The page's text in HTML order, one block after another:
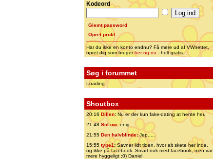
Kodeord
Glemt password
Opret profil
Har du ikke en konto endnu? Få mere ud af VWnettet,
opret dig som brugerher og nu - helt gratis...
Søg i forummet
Loading
Shoutbox
20:16 Dillen: Nu er der kun fake-dating at hente her.
21:48 SoLow:enig..
21:55 Den halvblinde:Jep.....
15:55 type1:Savner lidt tiden, hvor alt skete her inde,
og ikke på facebook. Smart nok med facebook, men var
mere hyggeligt ;0) Daniel